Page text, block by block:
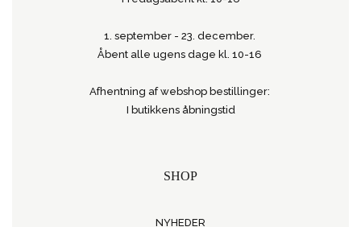
1. september - 23. december.
Åbent alle ugens dage kl. 10-16
Afhentning af webshop bestillinger:
I butikkens åbningstid
SHOP
NYHEDER